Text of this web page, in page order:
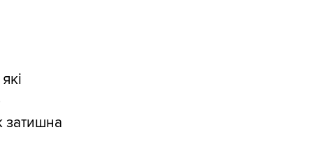
затишна